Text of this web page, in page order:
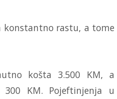
konstantno rastu, a tome
košta 3.500 KM, a
KM. Pojeftinjenja u